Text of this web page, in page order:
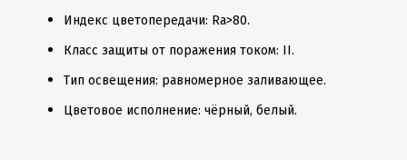
Индекс цветопередачи: Ra>80.
Класс защиты от поражения током: II.
Тип освещения: равномерное заливающее.
Цветовое исполнение: чёрный, белый.